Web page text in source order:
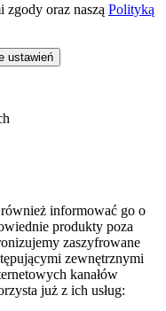
zgody oraz naszą Polityką
ustawień
informować go o
produkty poza
zaszyfrowane
zewnętrznymi
kanałów
już z ich usług: